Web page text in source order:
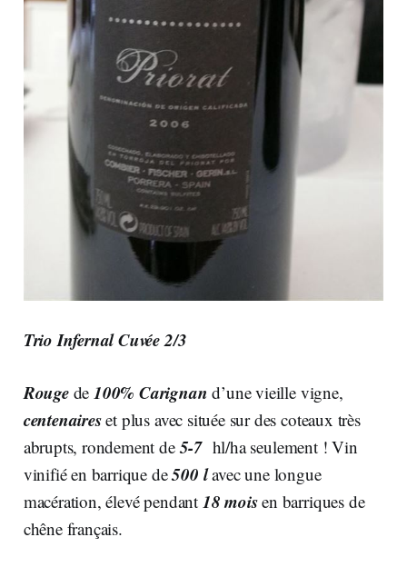
Trio Infernal Cuvée 2/3
Rouge de 100% Carignand’une vieille vigne,
centenaireset plus avec située sur des coteaux très
abrupts, rondement de5-7 hl/ha seulement ! Vin
vinifié en barrique de500 lavec une longue
macération, élevé pendant 18 moisen barriques de
chêne français.